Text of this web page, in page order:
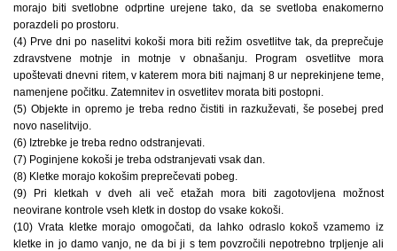
morajo biti svetlobne odprtine urejene tako, da se svetloba enakomerno
porazdeli po prostoru.
(4) Prve dni po naselitvi kokoši mora biti režim osvetlitve tak, da preprečuje
zdravstvene motnje in motnje v obnašanju. Program osvetlitve mora
upoštevati dnevni ritem, v katerem mora biti najmanj 8 ur neprekinjene teme,
namenjene počitku. Zatemnitev in osvetlitev morata biti postopni.
(5) Objekte in opremo je treba redno čistiti in razkuževati, še posebej pred
novo naselitvijo.
(6) Iztrebke je treba redno odstranjevati.
(7) Poginjene kokoši je treba odstranjevati vsak dan.
(8) Kletke morajo kokošim preprečevati pobeg.
(9) Pri kletkah v dveh ali več etažah mora biti zagotovljena možnost
neovirane kontrole vseh kletk in dostop do vsake kokoši.
(10) Vrata kletke morajo omogočati, da lahko odraslo kokoš vzamemo iz
kletke in jo damo vanjo, ne da bi ji s tem povzročili nepotrebno trpljenje ali